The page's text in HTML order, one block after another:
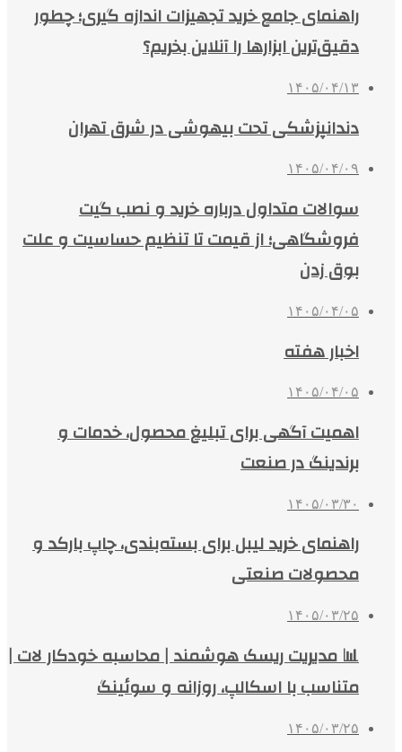
راهنمای جامع خرید تجهیزات اندازه گیری؛ چطور
دقیق‌ترین ابزارها را آنلاین بخریم؟
۱۴۰۵/۰۴/۱۳
دندانپزشکی تحت بیهوشی در شرق تهران
۱۴۰۵/۰۴/۰۹
سوالات متداول درباره خرید و نصب گیت
فروشگاهی؛ از قیمت تا تنظیم حساسیت و علت
بوق زدن
۱۴۰۵/۰۴/۰۵
اخبار هفته
۱۴۰۵/۰۴/۰۵
اهمیت آگهی برای تبلیغ محصول، خدمات و
برندینگ در صنعت
۱۴۰۵/۰۳/۳۰
راهنمای خرید لیبل برای بسته‌بندی، چاپ بارکد و
محصولات صنعتی
۱۴۰۵/۰۳/۲۵
📊 مدیریت ریسک هوشمند | محاسبه خودکار لات |
متناسب با اسکالپ، روزانه و سوئینگ
۱۴۰۵/۰۳/۲۵